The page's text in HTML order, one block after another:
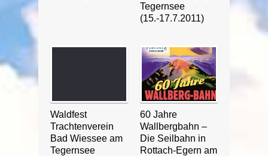
Tegernsee
(15.-17.7.2011)
Waldfest
Trachtenverein
Bad Wiessee am
Tegernsee
60 Jahre
Wallbergbahn –
Die Seilbahn in
Rottach-Egern am